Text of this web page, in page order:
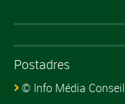
Postadres
© Info Média Conseil